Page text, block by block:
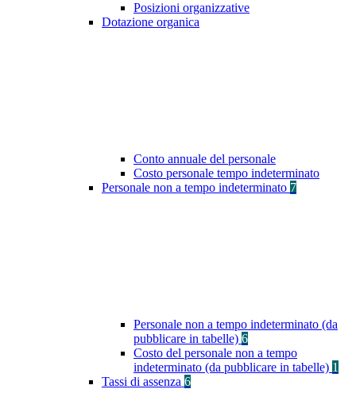
Posizioni organizzative
Dotazione organica
Conto annuale del personale
Costo personale tempo indeterminato
Personale non a tempo indeterminato 7
Personale non a tempo indeterminato (da
pubblicare in tabelle) 6
Costo del personale non a tempo
indeterminato (da pubblicare in tabelle) 1
Tassi di assenza 6